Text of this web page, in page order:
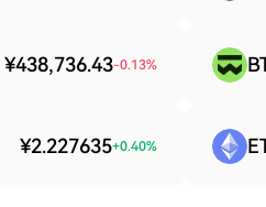
¥438,736.43-0.13%
¥2.227635+0.40%